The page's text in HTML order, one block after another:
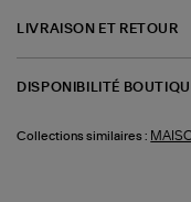
LIVRAISON ET RETOUR
DISPONIBILITÉ
Collections similaires :